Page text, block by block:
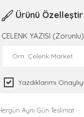
Ürünü Özelleştir
ÇELENK YAZISI (Zorunlu)
Yazdıklarımı
Aynı Gün Teslimat